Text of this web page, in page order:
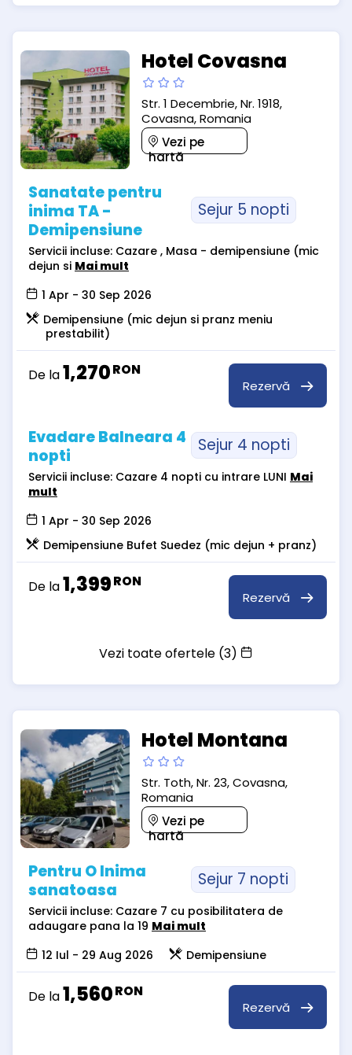
Hotel Covasna
Str. 1 Decembrie, Nr. 1918,
Covasna, Romania
Vezi pe
hartă
Sanatate pentru
inima TA -
Demipensiune
Sejur 5 nopti
Servicii incluse: Cazare , Masa - demipensiune (mic
dejun si Mai mult
1 Apr - 30 Sep 2026
Demipensiune (mic dejun si pranz meniu
prestabilit)
De la1,270RON
Rezervă
Evadare Balneara 4
nopti
Sejur 4 nopti
Servicii incluse: Cazare 4 nopti cu intrare LUNI Mai
mult
1 Apr - 30 Sep 2026
Demipensiune Bufet Suedez (mic dejun + pranz)
De la1,399RON
Rezervă
Vezi toate ofertele (3)
Hotel Montana
Str. Toth, Nr. 23, Covasna,
Romania
Vezi pe
hartă
Pentru O Inima
sanatoasa
Sejur 7 nopti
Servicii incluse: Cazare 7 cu posibilitatera de
adaugare pana la 19 Mai mult
12 Iul - 29 Aug 2026
Demipensiune
De la1,560RON
Rezervă